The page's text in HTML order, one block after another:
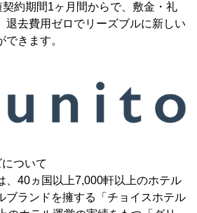
約期間1ヶ月間からで、敷金・礼
退去費用ゼロでリーズブルに新しい
きます。
ついて
、40ヵ国以上7,000軒以上のホテル
ブランドを擁する「チョイスホテル